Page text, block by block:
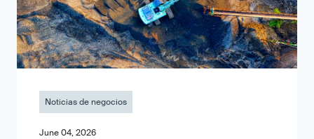
Noticias de negocios
June 04, 2026